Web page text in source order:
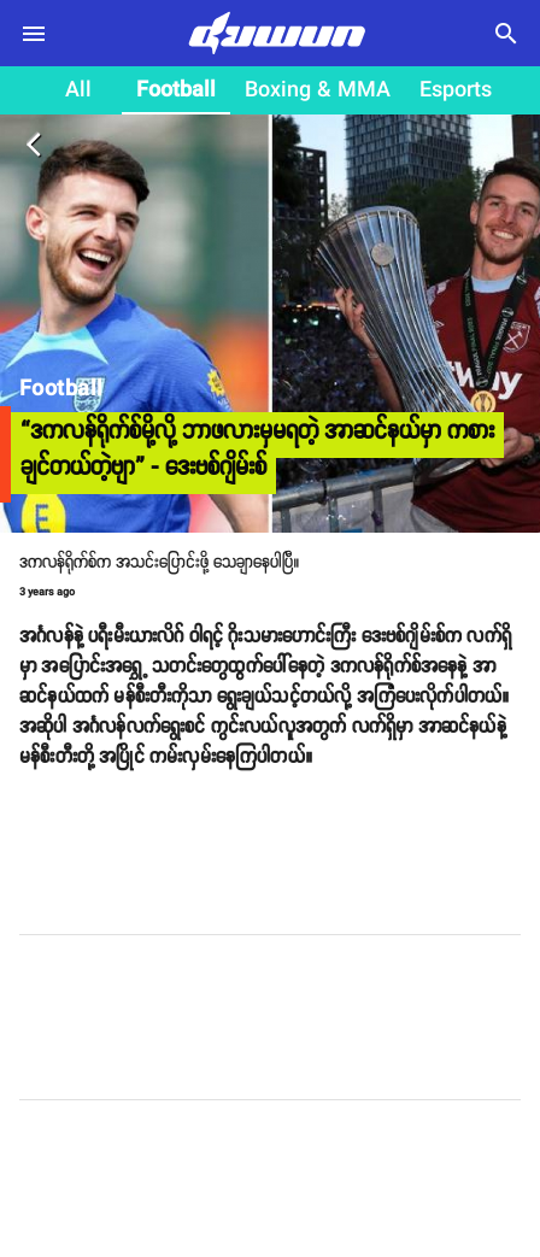
search
All Football Boxing & MMA Esports
arrow_back_ios
Football
“ဒကလန်ရိုက်စ်မို့လို့ ဘာဖလားမှမရတဲ့ အာဆင်နယ်မှာ ကစား
ချင်တယ်တဲ့ဗျာ” - ဒေးဗစ်ဂျိမ်းစ်
ဒကလန်ရိုက်စ်က အသင်းပြောင်းဖို့ သေချာနေပါပြီ။
3 years ago
အင်္ဂလန်နဲ့ ပရီးမီးယားလိဂ် ဝါရင့် ဂိုးသမားဟောင်းကြီး ဒေးဗစ်ဂျိမ်းစ်က လက်ရှိ
မှာ အပြောင်းအရွှေ့ သတင်းတွေထွက်ပေါ်နေတဲ့ ဒကလန်ရိုက်စ်အနေနဲ့ အာ
ဆင်နယ်ထက် မန်စီးတီးကိုသာ ရွေးချယ်သင့်တယ်လို့ အကြံပေးလိုက်ပါတယ်။
အဆိုပါ အင်္ဂလန်လက်ရွေးစင် ကွင်းလယ်လူအတွက် လက်ရှိမှာ အာဆင်နယ်နဲ့
မန်စီးတီးတို့ အပြိုင် ကမ်းလှမ်းနေကြပါတယ်။